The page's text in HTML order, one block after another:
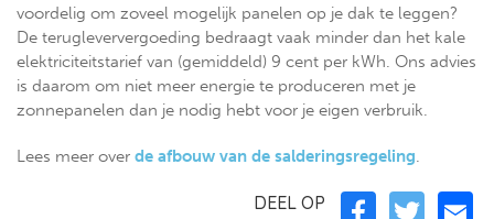
voordelig om zoveel mogelijk panelen op je dak te leggen?
De terugleververgoeding bedraagt vaak minder dan het kale
elektriciteitstarief van (gemiddeld) 9 cent per kWh. Ons advies
is daarom om niet meer energie te produceren met je
zonnepanelen dan je nodig hebt voor je eigen verbruik.
Lees meer over de afbouw van de salderingsregeling.
DEEL OP